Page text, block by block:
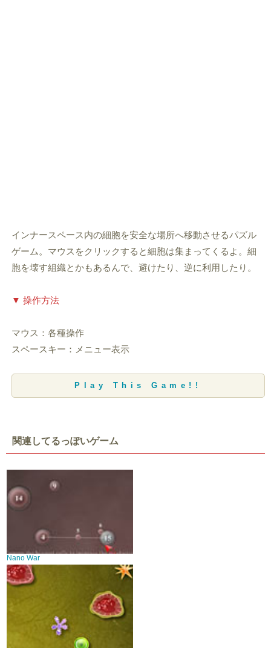
インナースペース内の細胞を安全な場所へ移動させるパズル
ゲーム。マウスをクリックすると細胞は集まってくるよ。細
胞を壊す組織とかもあるんで、避けたり、逆に利用したり。
▼ 操作方法
マウス：各種操作
スペースキー：メニュー表示
Play This Game!!
関連してるっぽいゲーム
Nano War